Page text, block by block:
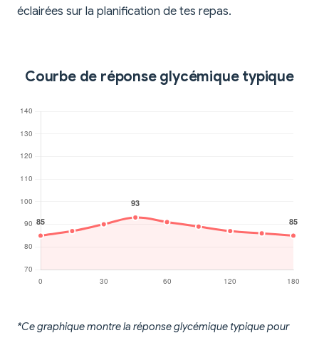
éclairées sur la planification de tes repas.
Courbe de réponse glycémique typique
*Ce graphique montre la réponse glycémique typique pour